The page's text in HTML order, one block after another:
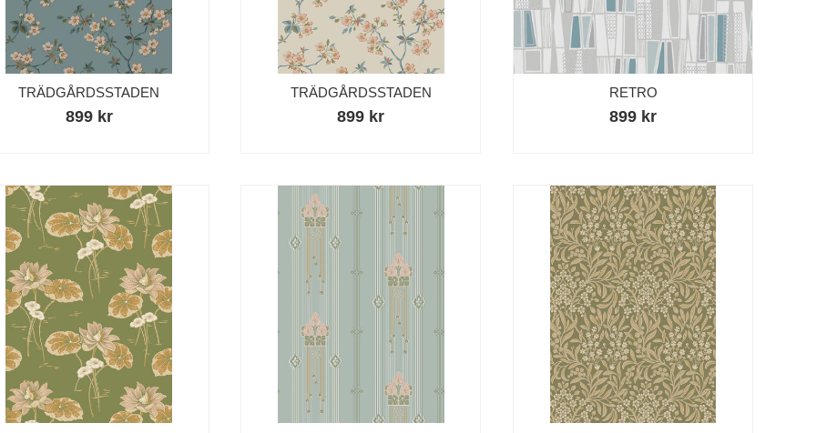
TRÄDGÅRDSSTADEN
899 kr
TRÄDGÅRDSSTADEN
899 kr
RETRO
899 kr